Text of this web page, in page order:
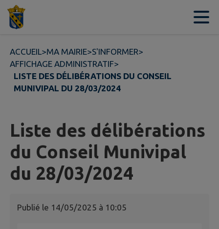
Contenu
ACCUEIL>MA MAIRIE>S'INFORMER>
AFFICHAGE ADMINISTRATIF>
LISTE DES DÉLIBÉRATIONS DU CONSEIL
MUNIVIPAL DU 28/03/2024
Liste des délibérations
du Conseil Munivipal
du 28/03/2024
Publié le 14/05/2025 à 10:05